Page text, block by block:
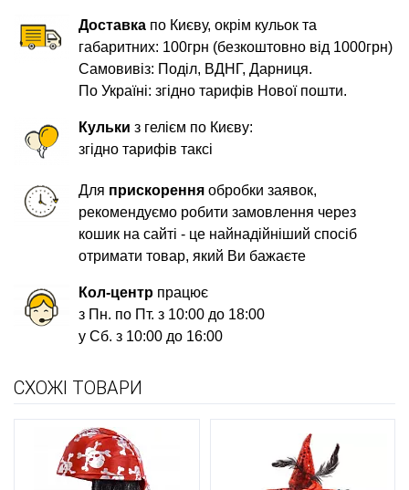
Доставка по Києву, окрім кульок та
габаритних: 100грн (безкоштовно від 1000грн)
Самовивіз: Поділ, ВДНГ, Дарниця.
По Україні: згідно тарифів Нової пошти.
Кульки з гелієм по Києву:
згідно тарифів таксі
Для прискорення обробки заявок,
рекомендуємо робити замовлення через
кошик на сайті - це найнадійніший спосіб
отримати товар, який Ви бажаєте
Кол-центр працює
з Пн. по Пт. з 10:00 до 18:00
у Сб. з 10:00 до 16:00
СХОЖІ ТОВАРИ